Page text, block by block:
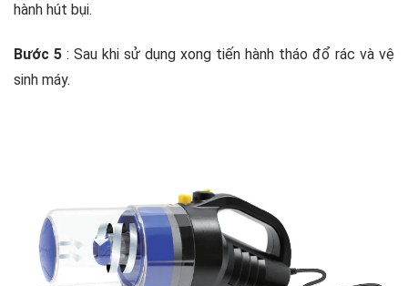
hành hút bụi.
Bước 5 : Sau khi sử dụng xong tiến hành tháo đổ rác và vệ
sinh máy.